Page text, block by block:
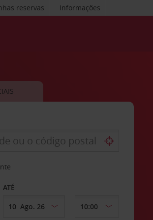
Informações
reservas
ATÉ